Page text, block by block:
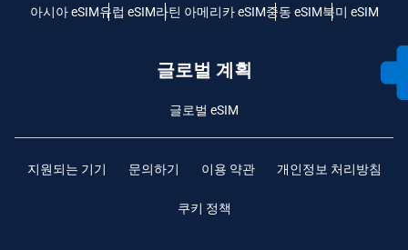
아시아 eSIM유럽 ​​eSIM라틴 아메리카 eSIM중동 eSIM북미 eSIM
글로벌 계획
글로벌 eSIM
지원되는 기기 문의하기 이용 약관 개인정보 처리방침
쿠키 정책